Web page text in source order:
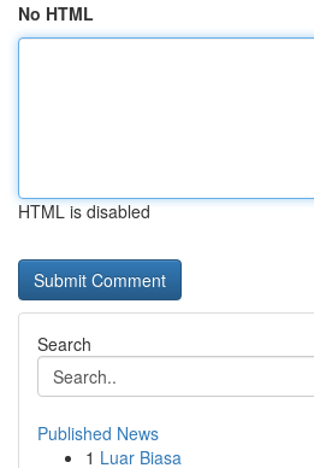
No HTML
HTML is disabled
Search
Published News
1 Luar Biasa